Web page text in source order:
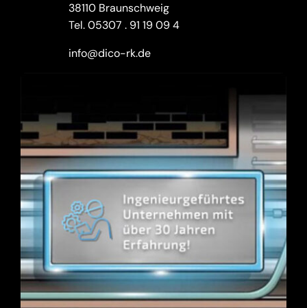
38110 Braunschweig
Tel.05307 . 91 19 09 4
info@dico-rk.de